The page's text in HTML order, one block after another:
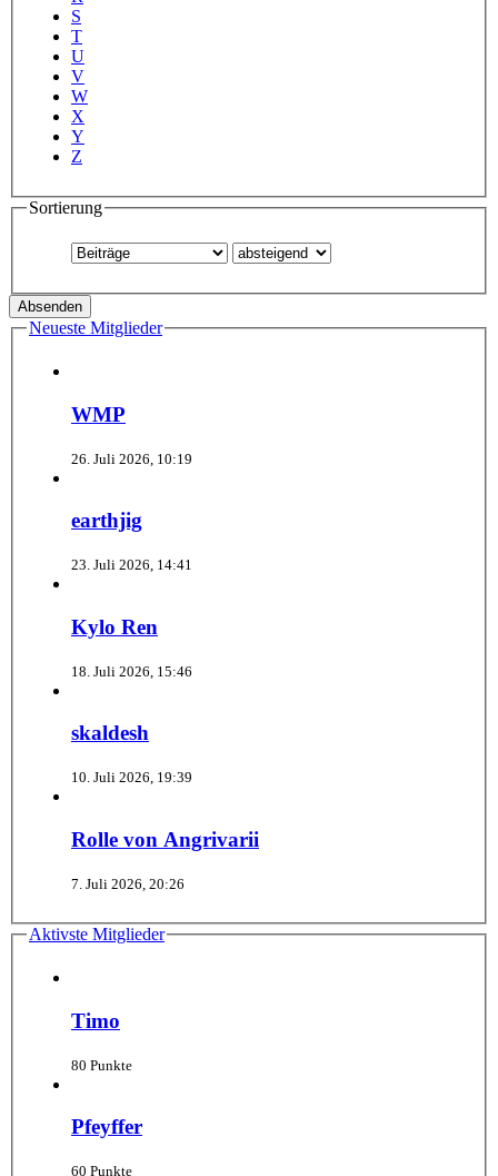
S
T
U
V
W
X
Y
Z
Sortierung
Neueste Mitglieder
WMP
26. Juli 2026, 10:19
earthjig
23. Juli 2026, 14:41
Kylo Ren
18. Juli 2026, 15:46
skaldesh
10. Juli 2026, 19:39
Rolle von Angrivarii
7. Juli 2026, 20:26
Aktivste Mitglieder
Timo
80 Punkte
Pfeyffer
60 Punkte